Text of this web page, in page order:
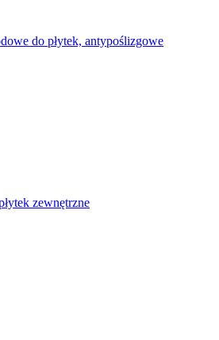
do płytek, antypoślizgowe
zewnętrzne